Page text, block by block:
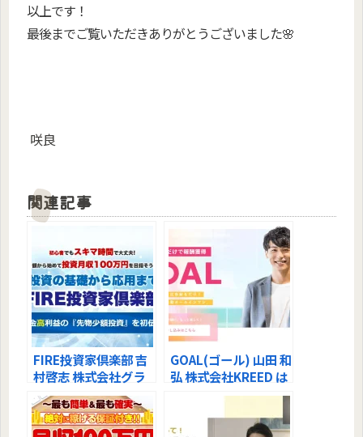
以上です！
最後までご覧いただきありがとうございました🌸
咲良
関連記事
FIRE投資家倶楽部 吉
村啓志 株式会社グラ
バー とジュビリーエ
ースとの関わりが発
覚！
GOAL(ゴール) 山田 和
弘 株式会社KREED は
稼げるの？調査しまし